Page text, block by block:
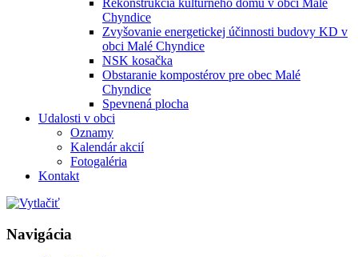
Chyndice
Zvyšovanie energetickej účinnosti budovy KD v
obci Malé Chyndice
NSK kosačka
Obstaranie kompostérov pre obec Malé
Chyndice
Spevnená plocha
Udalosti v obci
Oznamy
Kalendár akcií
Fotogaléria
Kontakt
Navigácia